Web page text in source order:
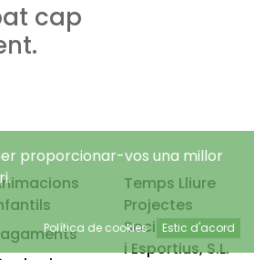
cap
Temps Lliure
Projectes
Socioeducatius
i Esportius, S.L.
proporcionar-vos una millor
Política de cookies Estic d'acord